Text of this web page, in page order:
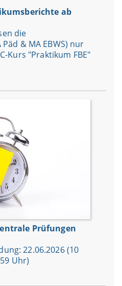
ab
die
& MA EBWS) nur
Kurs "Praktikum FBE"
Prüfungen
22.06.2026 (10
Uhr)